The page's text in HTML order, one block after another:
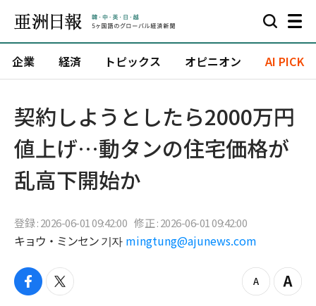
企業 経済 トピックス オピニオン AI PICK
契約しようとしたら2000万円
値上げ…動タンの住宅価格が
乱高下開始か
登録 : 2026-06-01 09:42:00 修正 : 2026-06-01 09:42:00
キョウ・ミンセン 기자 mingtung@ajunews.com
f
t
z
Z